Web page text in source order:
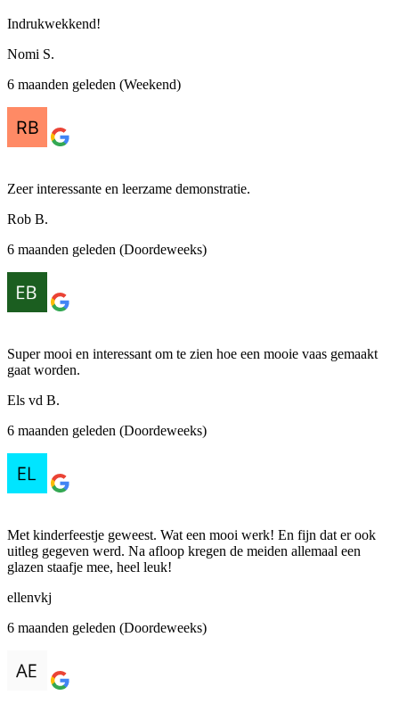
Indrukwekkend!
Nomi S.
6 maanden geleden (Weekend)
Zeer interessante en leerzame demonstratie.
Rob B.
6 maanden geleden (Doordeweeks)
Super mooi en interessant om te zien hoe een mooie vaas gemaakt
gaat worden.
Els vd B.
6 maanden geleden (Doordeweeks)
Met kinderfeestje geweest. Wat een mooi werk! En fijn dat er ook
uitleg gegeven werd. Na afloop kregen de meiden allemaal een
glazen staafje mee, heel leuk!
ellenvkj
6 maanden geleden (Doordeweeks)